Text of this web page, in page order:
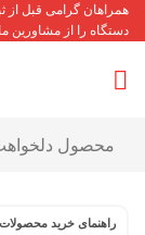
Skip
to
content
همراهان گرامی قبل
دستگاه را از مشاورین
راهنمای خرید محصولات